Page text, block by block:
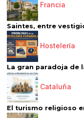
Francia
Saintes, entre
Hostelería
La gran paradoja de
Cataluña
El turismo religioso